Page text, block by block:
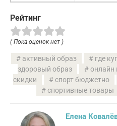
Рейтинг
( Пока оценок нет )
активный образ где
здоровый образ
онлайн
скидки
спорт бюджетно
спортивные товары
Елена